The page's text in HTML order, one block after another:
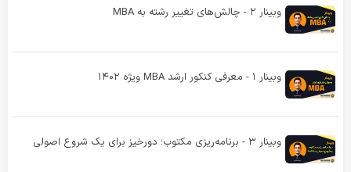
وبینار ۲ - چالش‌های تغییر رشته به MBA
وبینار ۱ - معرفی کنکور ارشد MBA ویژه ۱۴۰۲
وبینار ۳ - برنامه‌ریزی مکتوب؛ دورخیز برای یک شروع اصولی